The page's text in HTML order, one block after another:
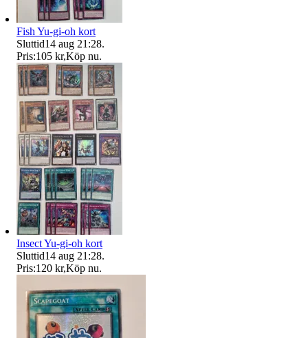
Fish Yu-gi-oh kort
Sluttid14 aug 21:28.
Pris:105 kr,Köp nu.
Insect Yu-gi-oh kort
Sluttid14 aug 21:28.
Pris:120 kr,Köp nu.